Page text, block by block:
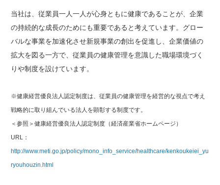
当社は、従業員一人一人が心身ともに健康であることが、企業
の持続的な成長のためにも重要であると考えています。グロー
バルな事業を加速化させ新規事業の創出を促進し、企業価値の
拡大を図る一方で、従業員の健康管理を意識した職場環境づく
りや制度を設けています。
※健康経営優良法人認定制度は、従業員の健康管理を経営的な視点で考え
戦略的に取り組んでいる法人を顕彰する制度です。
＜参照＞健康経営優良法人認定制度（経済産業省ホームページ）
URL：
http://www.meti.go.jp/policy/mono_info_service/healthcare/kenkoukeiei_yu
ryouhouzin.html